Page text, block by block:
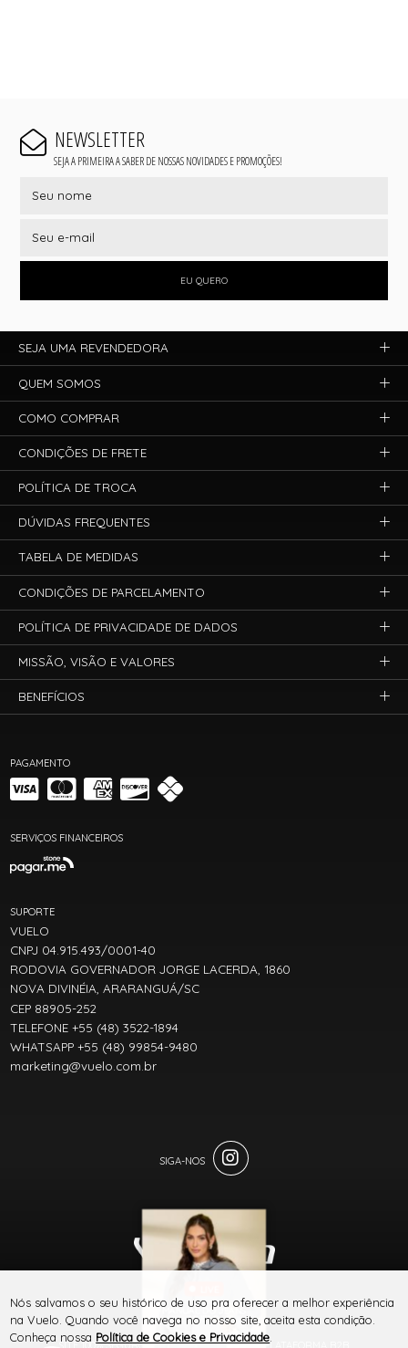
NEWSLETTER
SEJA A PRIMEIRA A SABER DE NOSSAS NOVIDADES E PROMOÇÕES!
EU QUERO
PAGAMENTO
SERVIÇOS FINANCEIROS
SUPORTE
VUELO
CNPJ 04.915.493/0001-40
RODOVIA GOVERNADOR JORGE LACERDA, 1860
NOVA DIVINÉIA, ARARANGUÁ/SC
CEP 88905-252
TELEFONE +55 (48) 3522-1894
WHATSAPP +55 (48) 99854-9480
marketing@vuelo.com.br
SEJA UMA REVENDEDORA
QUEM SOMOS
COMO COMPRAR
CONDIÇÕES DE FRETE
POLÍTICA DE TROCA
DÚVIDAS FREQUENTES
TABELA DE MEDIDAS
CONDIÇÕES DE PARCELAMENTO
POLÍTICA DE PRIVACIDADE DE DADOS
MISSÃO, VISÃO E VALORES
BENEFÍCIOS
® TODOS DIREITOS RESERVADOS
MANUAL DO JEANS
VUELO
Nós salvamos o seu histórico de uso pra oferecer a melhor experiência
na Vuelo. Quando você navega no nosso site, aceita esta condição.
Conheça nossa Política de Cookies e Privacidade